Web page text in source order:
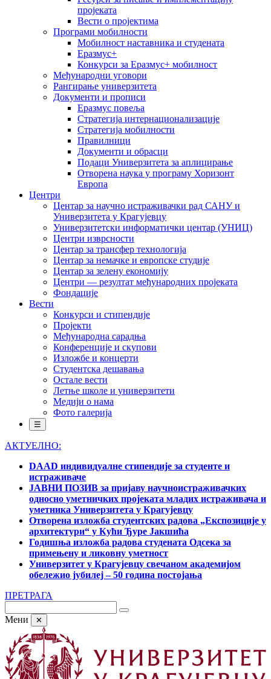
пројеката
Вести о пројектима
Програми мобилности
Мобилност наставника и студената
Еразмус+
Конкурси за Еразмус+ мобилност
Међународни уговори
Рангирање универзитета
Документи и прописи
Еразмус повеља
Стратегија интернационализације
Стратегија мобилности
Правилници
Документи и обрасци
Подаци Универзитета за аплицирање
Отворена наука у програму Хоризонт
Европа
Центри
Центар за научно истраживачки рад САНУ и
Универзитета у Крагујевцу
Универзитетски информатички центар (УНИЦ)
Центри изврсности
Центар за трансфер технологија
Центар за немачке и европске студије
Центар за зелену економију
Центри — резултат међународних пројеката
Фондације
Вести
Конкурси и стипендије
Пројекти
Међународна сарадња
Конференције и скупови
Изложбе и концерти
Студентска дешавања
Остале вести
Летње школе и универзитети
Медији о нама
Фото галерија
☰
АКТУЕЛНО:
DAAD индивидуалне стипендије за студенте и
истраживаче
ЈАВНИ ПОЗИВ за пријаву научноистраживачких
односно уметничких пројеката младих истраживача и
уметника Универзитета у Крагујевцу
Отворена изложба студентских радова „Експозиције у
архитектури“ у Кући Ђуре Јакшића
Годишња изложба радова студената Одсека за
примењену и ликовну уметност
Универзитет у Крагујевцу свечаном академијом
обележио јубилеј – 50 година постојања
ПРЕТРАГА
Мени ✕